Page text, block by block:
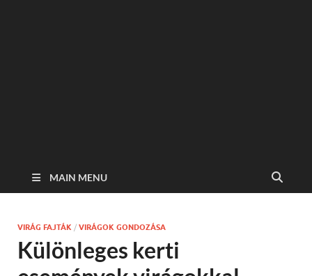
MAIN MENU
VIRÁG FAJTÁK / VIRÁGOK GONDOZÁSA
Különleges kerti